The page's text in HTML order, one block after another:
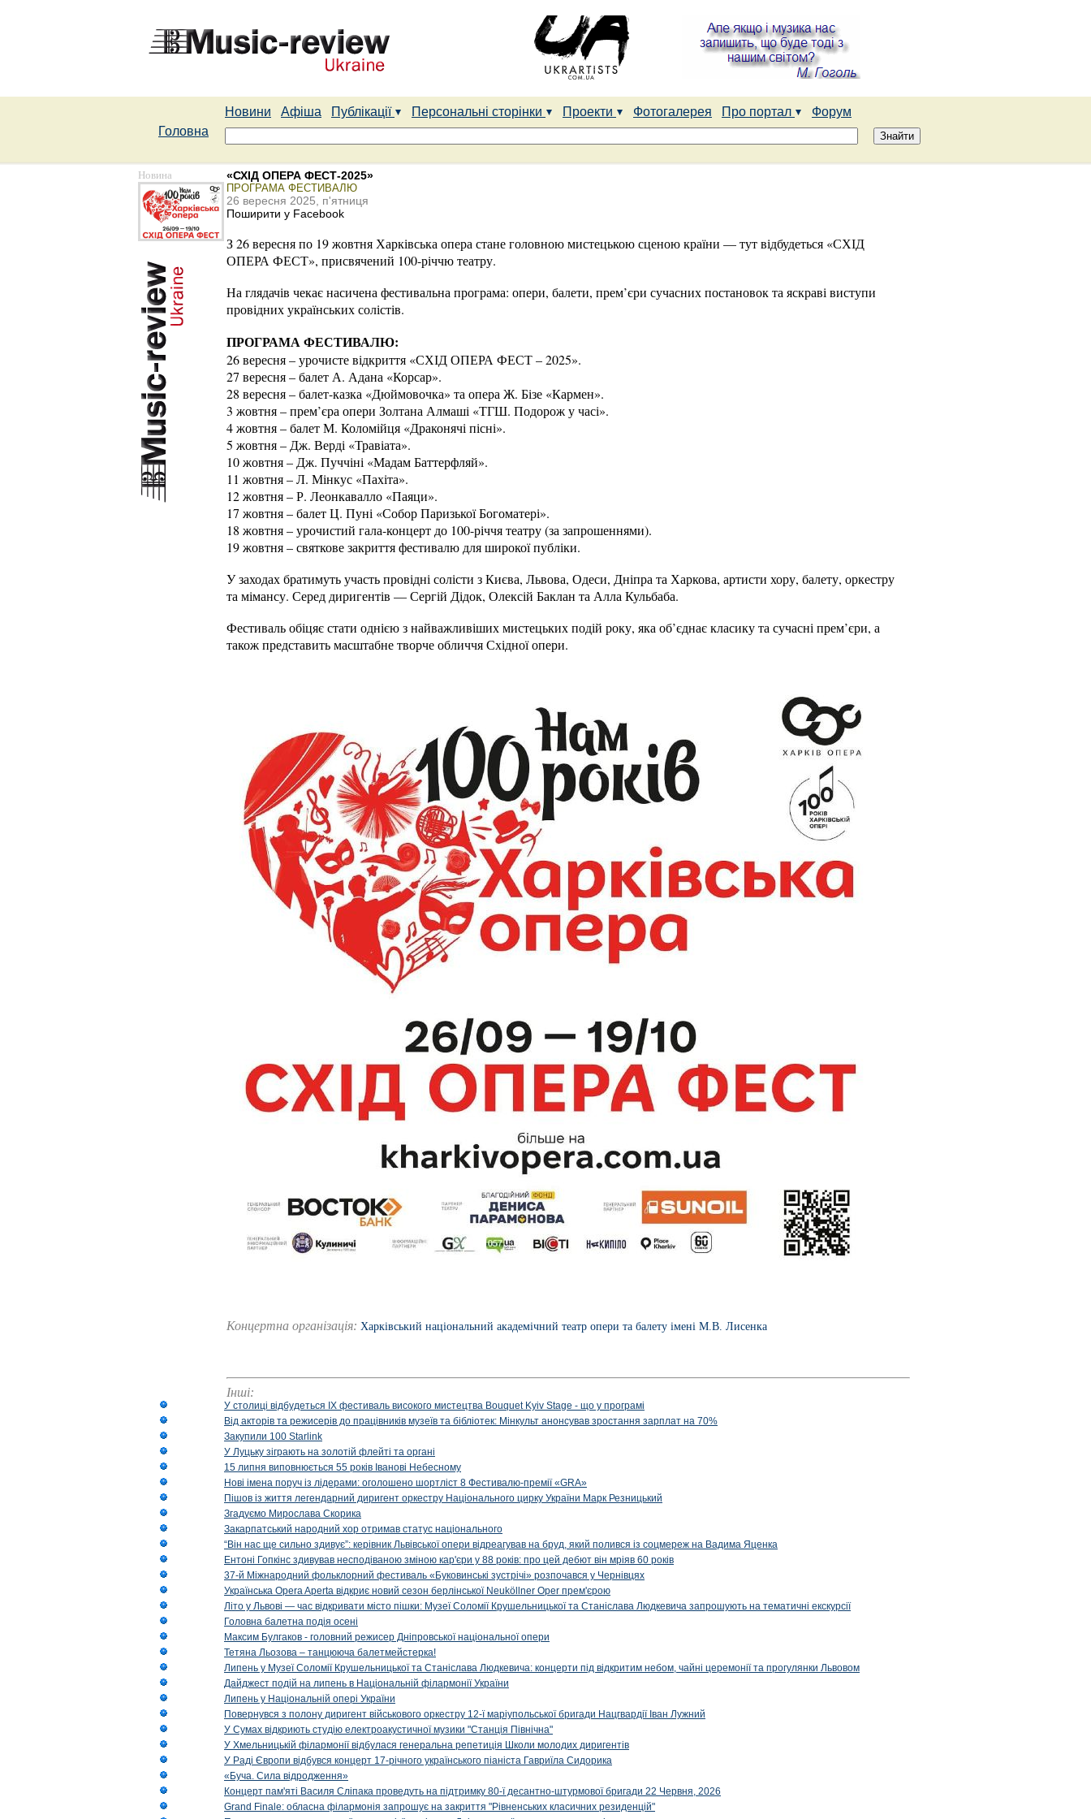
Новини Афіша Публікації Персональні сторінки Проекти Фотогалерея Про портал
Форум
Головна
Новина «СХІД ОПЕРА ФЕСТ-2025»
ПРОГРАМА ФЕСТИВАЛЮ
26 вересня 2025, п'ятниця
Поширити у Facebook
З 26 вересня по 19 жовтня Харківська опера стане головною мистецькою сценою країни — тут відбудеться «СХІД
ОПЕРА ФЕСТ», присвячений 100-річчю театру.
На глядачів чекає насичена фестивальна програма: опери, балети, прем’єри сучасних постановок та яскраві виступи
провідних українських солістів.
ПРОГРАМА ФЕСТИВАЛЮ:
26 вересня – урочисте відкриття «СХІД ОПЕРА ФЕСТ – 2025».
27 вересня – балет А. Адана «Корсар».
28 вересня – балет-казка «Дюймовочка» та опера Ж. Бізе «Кармен».
3 жовтня – прем’єра опери Золтана Алмаші «ТГШ. Подорож у часі».
4 жовтня – балет М. Коломійця «Драконячі пісні».
5 жовтня – Дж. Верді «Травіата».
10 жовтня – Дж. Пуччіні «Мадам Баттерфляй».
11 жовтня – Л. Мінкус «Пахіта».
12 жовтня – Р. Леонкавалло «Паяци».
17 жовтня – балет Ц. Пуні «Собор Паризької Богоматері».
18 жовтня – урочистий гала-концерт до 100-річчя театру (за запрошеннями).
19 жовтня – святкове закриття фестивалю для широкої публіки.
У заходах братимуть участь провідні солісти з Києва, Львова, Одеси, Дніпра та Харкова, артисти хору, балету, оркестру
та мімансу. Серед диригентів — Сергій Дідок, Олексій Баклан та Алла Кульбаба.
Фестиваль обіцяє стати однією з найважливіших мистецьких подій року, яка об’єднає класику та сучасні прем’єри, а
також представить масштабне творче обличчя Східної опери.
Концертна організація: Харківський національний академічний театр опери та балету імені М.В. Лисенка
Інші:
У столиці відбудеться IX фестиваль високого мистецтва Bouquet Kyiv Stage - що у програмі
Від акторів та режисерів до працівників музеїв та бібліотек: Мінкульт анонсував зростання зарплат на 70%
Закупили 100 Starlink
У Луцьку зіграють на золотій флейті та органі
15 липня виповнюється 55 років Іванові Небесному
Нові імена поруч із лідерами: оголошено шортліст 8 Фестивалю-премії «GRA»
Пішов із життя легендарний диригент оркестру Національного цирку України Марк Резницький
Згадуємо Мирослава Скорика
Закарпатський народний хор отримав статус національного
“Він нас ще сильно здивує”: керівник Львівської опери відреагував на бруд, який полився із соцмереж на Вадима Яценка
Ентоні Гопкінс здивував несподіваною зміною кар'єри у 88 років: про цей дебют він мріяв 60 років
37-й Міжнародний фольклорний фестиваль «Буковинські зустрічі» розпочався у Чернівцях
Українська Opera Aperta відкриє новий сезон берлінської Neuköllner Oper прем'єрою
Літо у Львові — час відкривати місто пішки: Музеї Соломії Крушельницької та Станіслава Людкевича запрошують на тематичні екскурсії
Головна балетна подія осені
Максим Булгаков - головний режисер Дніпровської національної опери
Тетяна Льозова – танцююча балетмейстерка!
Липень у Музеї Соломії Крушельницької та Станіслава Людкевича: концерти під відкритим небом, чайні церемонії та прогулянки Львовом
Дайджест подій на липень в Національній філармонії України
Липень у Національній опері України
Повернувся з полону диригент військового оркестру 12-ї маріупольської бригади Нацгвардії Іван Лужний
У Сумах відкриють студію електроакустичної музики "Станція Північна"
У Хмельницькій філармонії відбулася генеральна репетиція Школи молодих диригентів
У Раді Європи відбувся концерт 17-річного українського піаніста Гавриїла Сидорика
«Буча. Сила відродження»
Концерт пам'яті Василя Сліпака проведуть на підтримку 80-ї десантно-штурмової бригади 22 Червня, 2026
Grand Finale: обласна філармонія запрошує на закриття "Рівненських класичних резиденцій"